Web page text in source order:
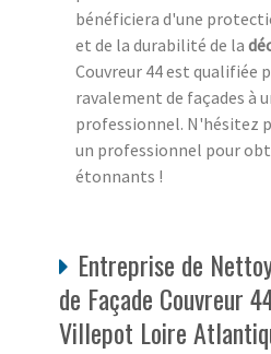
bénéficiera d'une
et de la durabilité de la
Couvreur 44 est qualifiée
ravalement de façades à
professionnel. N'hésitez
un professionnel pour
étonnants !
Entreprise de
de Façade Couvreur
Villepot Loire